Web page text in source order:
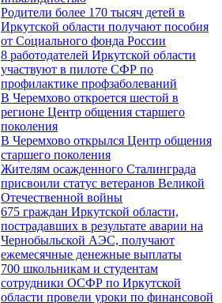
Родители более 170 тысяч детей в
Иркутской области получают пособия
от Социального фонда России
8 работодателей Иркутской области
участвуют в пилоте СФР по
профилактике профзаболеваний
В Черемхово откроется шестой в
регионе Центр общения старшего
поколения
В Черемхово открылся Центр общения
старшего поколения
Жителям осажденного Сталинграда
присвоили статус ветеранов Великой
Отечественной войны
675 граждан Иркутской области,
пострадавших в результате аварии на
Чернобыльской АЭС, получают
ежемесячные денежные выплаты
700 школьникам и студентам
сотрудники ОСФР по Иркутской
области провели уроки по финансовой